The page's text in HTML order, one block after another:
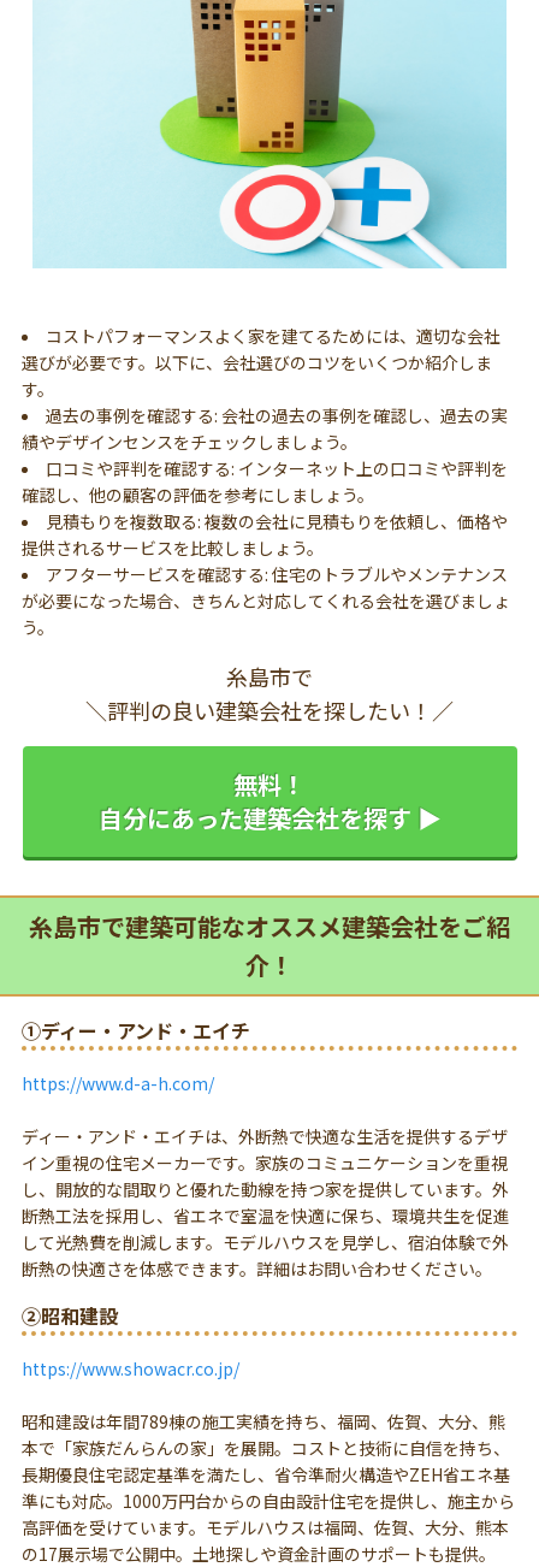
コストパフォーマンスよく家を建てるためには、適切な会社
選びが必要です。以下に、会社選びのコツをいくつか紹介しま
す。
過去の事例を確認する: 会社の過去の事例を確認し、過去の実
績やデザインセンスをチェックしましょう。
口コミや評判を確認する: インターネット上の口コミや評判を
確認し、他の顧客の評価を参考にしましょう。
見積もりを複数取る: 複数の会社に見積もりを依頼し、価格や
提供されるサービスを比較しましょう。
アフターサービスを確認する: 住宅のトラブルやメンテナンス
が必要になった場合、きちんと対応してくれる会社を選びましょ
う。
糸島市で
＼評判の良い建築会社を探したい！／
無料！
自分にあった建築会社を探す ▶
糸島市で建築可能なオススメ建築会社をご紹
介！
①ディー・アンド・エイチ
https://www.d-a-h.com/
ディー・アンド・エイチは、外断熱で快適な生活を提供するデザ
イン重視の住宅メーカーです。家族のコミュニケーションを重視
し、開放的な間取りと優れた動線を持つ家を提供しています。外
断熱工法を採用し、省エネで室温を快適に保ち、環境共生を促進
して光熱費を削減します。モデルハウスを見学し、宿泊体験で外
断熱の快適さを体感できます。詳細はお問い合わせください。
②昭和建設
https://www.showacr.co.jp/
昭和建設は年間789棟の施工実績を持ち、福岡、佐賀、大分、熊
本で「家族だんらんの家」を展開。コストと技術に自信を持ち、
長期優良住宅認定基準を満たし、省令準耐火構造やZEH省エネ基
準にも対応。1000万円台からの自由設計住宅を提供し、施主から
高評価を受けています。モデルハウスは福岡、佐賀、大分、熊本
の17展示場で公開中。土地探しや資金計画のサポートも提供。